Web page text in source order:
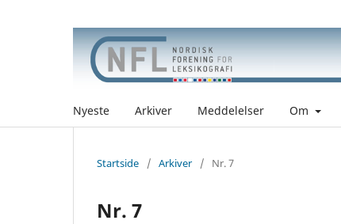
Nyeste Arkiver Meddelelser Om
Startside / Arkiver / Nr. 7
Nr. 7